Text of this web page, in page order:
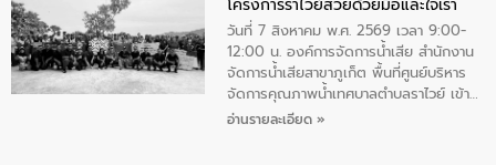
ทองคำและประกาศเกียรติคุณให้แก่ กำนัน
ผู้ใหญ่บ้านยอดเยี่ยม พร้อมกล่าวชื่นชม ให้
โอวาท และมอบนโยบาย
โครงการราไวย์สวยด้วยมือและใจเรา
วันที่ 7 สิงหาคม พ.ศ. 2569 เวลา 9:00-
12:00 น. องค์การจัดการน้ำเสีย สำนักงาน
จัดการน้ำเสียสาขาภูเก็ต พื้นที่ศูนย์บริหาร
จัดการคุณภาพน้ำเทศบาลตำบลราไวย์ เข้า
ร่วมโครงการราไวย์สวยด้วยมือและใจเรา
อ่านรายละเอียด »